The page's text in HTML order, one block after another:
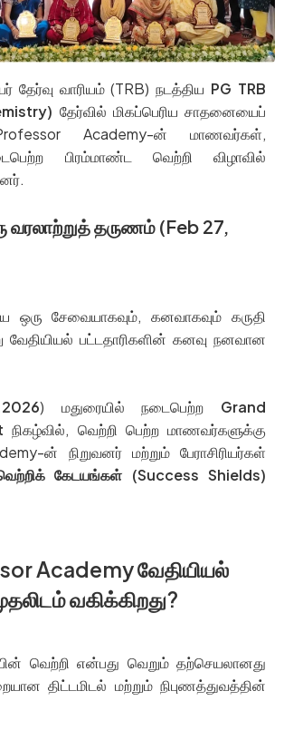
தேர்வு வாரியம் (TRB) நடத்திய PG TRB
தேர்வில் மிகப்பெரிய சாதனையைப்
Academy-ன் மாணவர்கள்,
பிரம்மாண்ட வெற்றி விழாவில்
வரலாற்றுத் தருணம் (Feb 27,
ஒரு சேவையாகவும், கனவாகவும் கருதி
வேதியியல் பட்டதாரிகளின் கனவு நனவான
) மதுரையில் நடைபெற்ற Grand
நிகழ்வில், வெற்றி பெற்ற மாணவர்களுக்கு
ன் நிறுவனர் மற்றும் பேராசிரியர்கள்
கேடயங்கள் (Success Shields)
Academy வேதியியல்
வகிக்கிறது?
வெற்றி என்பது வெறும் தற்செயலானது
திட்டமிடல் மற்றும் நிபுணத்துவத்தின்